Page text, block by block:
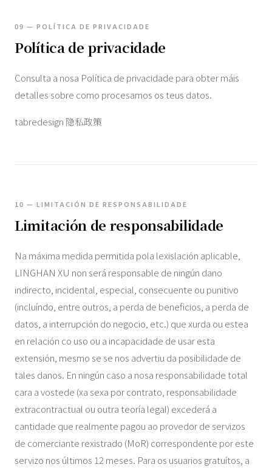
09 — POLÍTICA DE PRIVACIDADE
Política de privacidade
Consulta a nosa Política de privacidade para obter máis
detalles sobre como procesamos os teus datos.
tabredesign 隐私政策
10 — LIMITACIÓN DE RESPONSABILIDADE
Limitación de responsabilidade
Na máxima medida permitida pola lexislación aplicable,
LINGHAN XU non será responsable de ningún dano
indirecto, incidental, especial, consecuente ou punitivo
(incluíndo, entre outros, a perda de beneficios, a perda de
datos, a interrupción do negocio, etc.) que xurda ou estea
en relación co uso ou a incapacidade de usar esta
extensión, mesmo se se nos advertiu da posibilidade de
tales danos. En ningún caso a nosa responsabilidade total
cara a vostede (xa sexa por contrato, responsabilidade
extracontractual ou outra teoría legal) excederá a
cantidade que realmente pagou ao provedor de servizos
de comerciante rexistrado (MoR) correspondente por este
servizo nos últimos 12 meses. Para os usuarios gratuítos, a